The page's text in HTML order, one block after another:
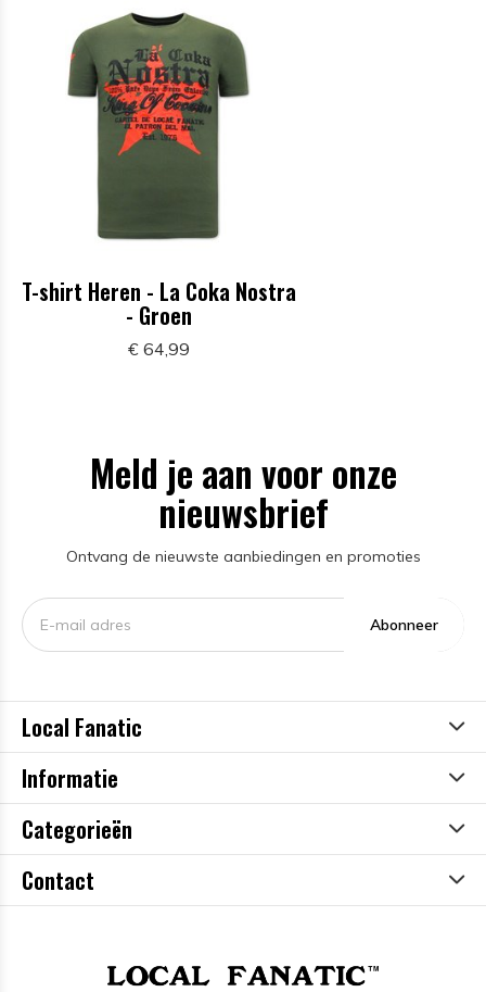
T-shirt Heren - La Coka Nostra
- Groen
€ 64,99
Meld je aan voor onze
nieuwsbrief
Ontvang de nieuwste aanbiedingen en promoties
Abonneer
Local Fanatic
Informatie
Categorieën
Contact